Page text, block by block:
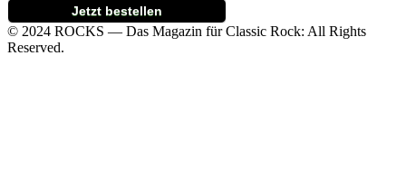
Jetzt bestellen
© 2024 ROCKS — Das Magazin für Classic Rock: All Rights
Reserved.